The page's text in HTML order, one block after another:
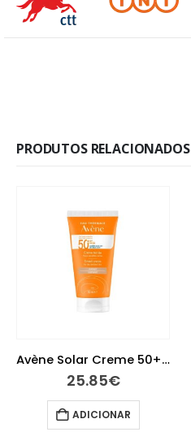
PRODUTOS RELACIONADOS
Avène Solar Creme 50+ com Cor 50 ml
25.85€
ADICIONAR